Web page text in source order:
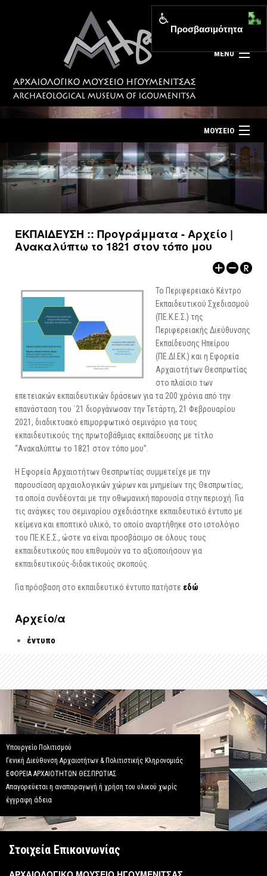
MENU
Αρχική σελίδα
Επίσκεψη
Επικοινωνία
Νέα
ΜΟΥΣΕΙΟ
ΤΟ ΜΟΥΣΕΙΟ
ΕΚΘΕΣΕΙΣ
ΕΚΔΟΣΕΙΣ
ΕΚΠΑΙΔΕΥΣΗ :: Προγράμματα - Αρχείο |
Ανακαλύπτω το 1821 στον τόπο μου
Το Περιφερειακό Κέντρο
Εκπαιδευτικού Σχεδιασμού
(ΠΕ.Κ.Ε.Σ.) της
Περιφερειακής Διεύθυνσης
Εκπαίδευσης Ηπείρου
(ΠΕ.ΔΙ.ΕΚ.) και η Εφορεία
Αρχαιοτήτων Θεσπρωτίας
στο πλαίσιο των
επετειακών εκπαιδευτικών δράσεων για τα 200 χρόνια από την
επανάσταση του ΄21 διοργάνωσαν την Τετάρτη, 21 Φεβρουαρίου
2021, διαδικτυακό επιμορφωτικό σεμινάριο για τους
εκπαιδευτικούς της πρωτοβάθμιας εκπαίδευσης με τίτλο
“Ανακαλύπτω το 1821 στον τόπο μου”.
Η Εφορεία Αρχαιοτήτων Θεσπρωτίας συμμετείχε με την
παρουσίαση αρχαιολογικών χώρων και μνημείων της Θεσπρωτίας,
τα οποία συνδέονται με την οθωμανική παρουσία στην περιοχή. Για
τις ανάγκες του σεμιναρίου σχεδιάστηκε εκπαιδευτικό έντυπο με
κείμενα και εποπτικό υλικό, το οποίο αναρτήθηκε στο ιστολόγιο
του ΠΕ.Κ.Ε.Σ., ώστε να είναι προσβάσιμο σε όλους τους
εκπαιδευτικούς που επιθυμούν να το αξιοποιήσουν για
εκπαιδευτικούς-διδακτικούς σκοπούς.
Για πρόσβαση στο εκπαιδευτικό έντυπο πατήστε εδώ
Αρχείo/α
έντυπο
Υπουργείο Πολιτισμού
Γενική Διεύθυνση Αρχαιοτήτων & Πολιτιστικής Κληρονομιάς
ΕΦΟΡΕΙΑ ΑΡΧΑΙΟΤΗΤΩΝ ΘΕΣΠΡΩΤΙΑΣ
Απαγορεύεται η αναπαραγωγή ή χρήση του υλικού χωρίς
έγγραφη άδεια
Στοιχεία Επικοινωνίας
Προσβασιμότητα